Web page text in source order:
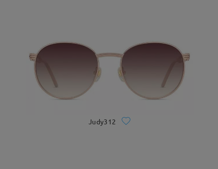
Judy312